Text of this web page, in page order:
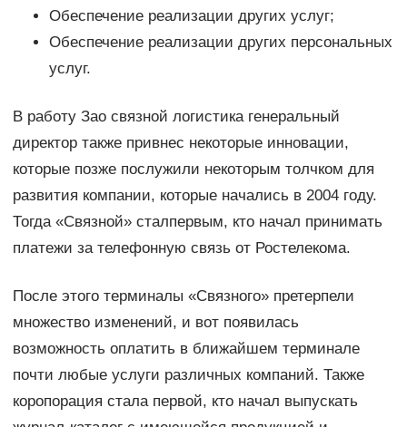
Обеспечение реализации других услуг;
Обеспечение реализации других персональных
услуг.
В работу Зао связной логистика генеральный
директор также привнес некоторые инновации,
которые позже послужили некоторым толчком для
развития компании, которые начались в 2004 году.
Тогда «Связной» сталпервым, кто начал принимать
платежи за телефонную связь от Ростелекома.
После этого терминалы «Связного» претерпели
множество изменений, и вот появилась
возможность оплатить в ближайшем терминале
почти любые услуги различных компаний. Также
коропорация стала первой, кто начал выпускать